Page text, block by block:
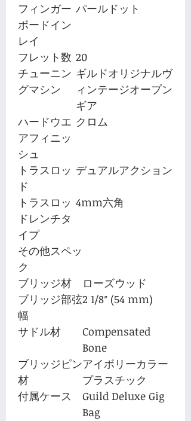
フィンガー
ボードイン
レイ
パールドット
フレット数 20
チューニン
グマシン
ギルドオリジナルヴ
ィンテージオープン
ギア
ハードウエ
アフィニッ
シュ
クロム
トラスロッ
ド
デュアルアクション
トラスロッ
ドレンチタ
イプ
4mm六角
その他スペッ
ク
ブリッジ材
ローズウッド
ブリッジ部弦
幅
2 1/8″ (54 mm)
サドル材
Compensated
Bone
ブリッジピン
材
アイボリーカラー
プラスチック
付属ケース
Guild Deluxe Gig
Bag